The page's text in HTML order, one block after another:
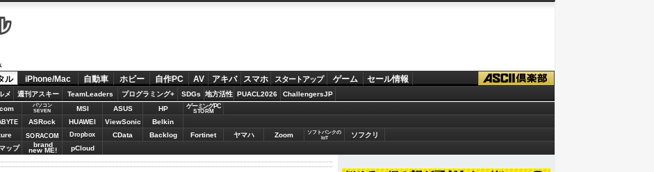
ル iPhone/Mac 自動車 ホビー 自作PC AV アキバ スマホ スタートアップ ゲーム セール情報
メ 週刊アスキー TeamLeaders プログラミング+ SDGs 地方活性 PUACL2026 ChallengersJP
パソコン
SEVEN
MSI ASUS HP ゲーミングPC
STORM
ASRock HUAWEI ViewSonic Belkin
SORACOM Dropbox CData Backlog Fortinet ヤマハ Zoom
ソフトバンクの
IoT
ソフクリ
ップ brand
new ME! pCloud